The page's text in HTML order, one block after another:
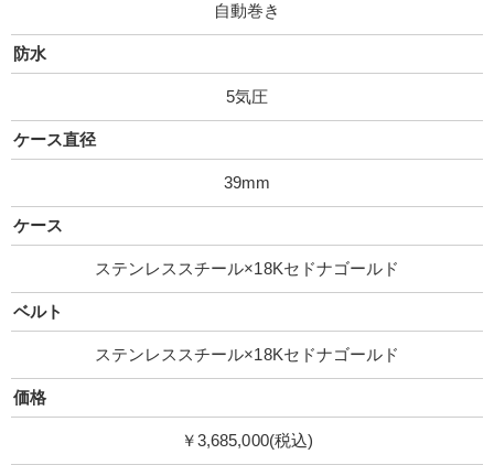
自動巻き
防水
5気圧
ケース直径
39mm
ケース
ステンレススチール×18Kセドナゴールド
ベルト
ステンレススチール×18Kセドナゴールド
価格
￥3,685,000(税込)